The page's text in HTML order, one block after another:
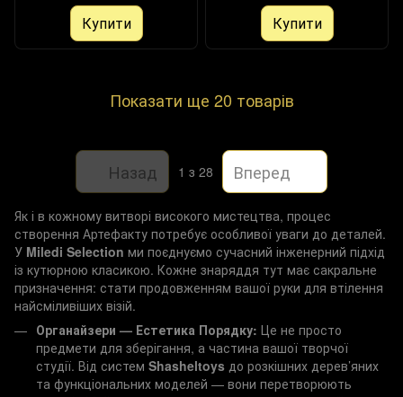
Купити Купити
Показати ще 20 товарів
Назад 1 з 28 Вперед
Як і в кожному витворі високого мистецтва, процес
створення Артефакту потребує особливої уваги до деталей.
У Miledi Selection ми поєднуємо сучасний інженерний підхід
із кутюрною класикою. Кожне знаряддя тут має сакральне
призначення: стати продовженням вашої руки для втілення
найсміливіших візій.
Органайзери — Естетика Порядку: Це не просто
предмети для зберігання, а частина вашої творчої
студії. Від систем Shasheltoys до розкішних дерев’яних
та функціональних моделей — вони перетворюють